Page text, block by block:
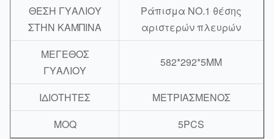
ΘΕΣΗ ΓΥΑΛΙΟΥ
ΣΤΗΝ ΚΑΜΠΙΝΑ
Ράπισμα NO.1 θέσης
αριστερών πλευρών
ΜΕΓΕΘΟΣ
ΓΥΑΛΙΟΥ
582*292*5MM
ΙΔΙΟΤΗΤΕΣ
ΜΕΤΡΙΑΣΜΕΝΟΣ
MOQ
5PCS